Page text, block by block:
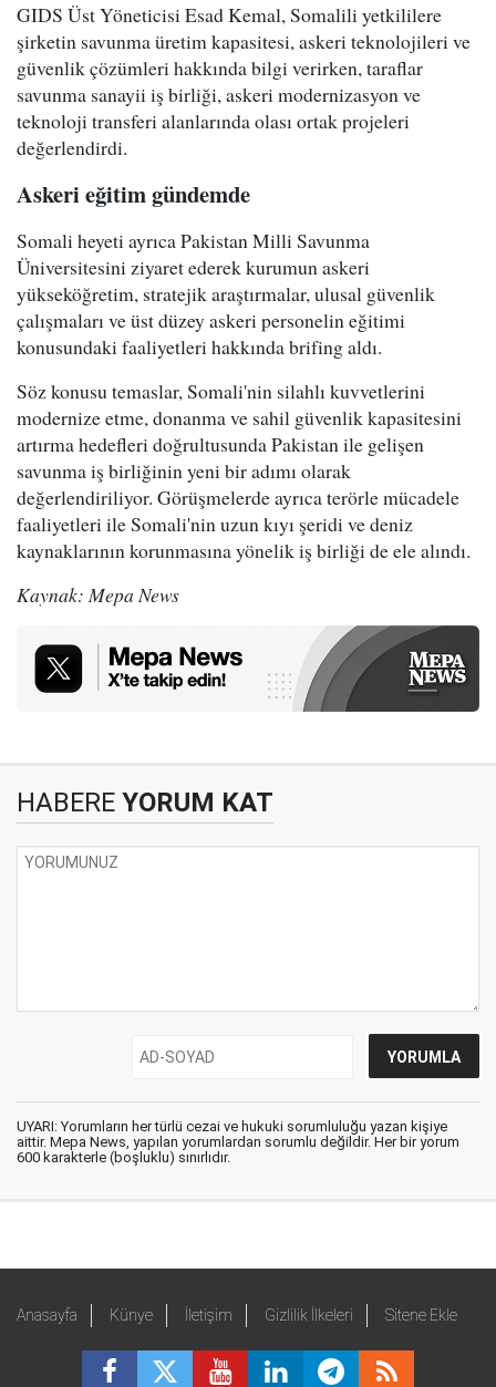
GIDS Üst Yöneticisi Esad Kemal, Somalili yetkililere
şirketin savunma üretim kapasitesi, askeri teknolojileri ve
güvenlik çözümleri hakkında bilgi verirken, taraflar
savunma sanayii iş birliği, askeri modernizasyon ve
teknoloji transferi alanlarında olası ortak projeleri
değerlendirdi.
Askeri eğitim gündemde
Somali heyeti ayrıca Pakistan Milli Savunma
Üniversitesini ziyaret ederek kurumun askeri
yükseköğretim, stratejik araştırmalar, ulusal güvenlik
çalışmaları ve üst düzey askeri personelin eğitimi
konusundaki faaliyetleri hakkında brifing aldı.
Söz konusu temaslar, Somali'nin silahlı kuvvetlerini
modernize etme, donanma ve sahil güvenlik kapasitesini
artırma hedefleri doğrultusunda Pakistan ile gelişen
savunma iş birliğinin yeni bir adımı olarak
değerlendiriliyor. Görüşmelerde ayrıca terörle mücadele
faaliyetleri ile Somali'nin uzun kıyı şeridi ve deniz
kaynaklarının korunmasına yönelik iş birliği de ele alındı.
Kaynak: Mepa News
HABERE YORUM KAT
UYARI: Yorumların her türlü cezai ve hukuki sorumluluğu yazan kişiye
aittir. Mepa News, yapılan yorumlardan sorumlu değildir. Her bir yorum
600 karakterle (boşluklu) sınırlıdır.
Anasayfa Künye İletişim Gizlilik İlkeleri Sitene Ekle